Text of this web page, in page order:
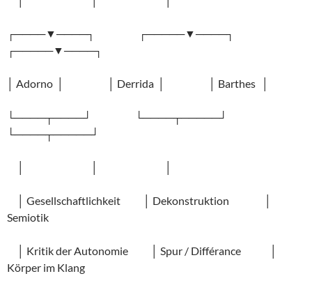
┌────▼────┐ ┌─────▼────┐
┌─────▼────┐
│ Adorno │ │ Derrida │ │ Barthes │
└────┬────┘ └────┬─────┘
└────┬─────┘
│ Gesellschaftlichkeit │ Dekonstruktion │
Semiotik
│ Kritik der Autonomie │ Spur / Différance │
Körper im Klang